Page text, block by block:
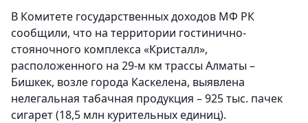
В Комитете государственных доходов МФ РК
сообщили, что на территории гостинично-
стояночного комплекса «Кристалл»,
расположенного на 29-м км трассы Алматы –
Бишкек, возле города Каскелена, выявлена
нелегальная табачная продукция – 925 тыс. пачек
сигарет (18,5 млн курительных единиц).